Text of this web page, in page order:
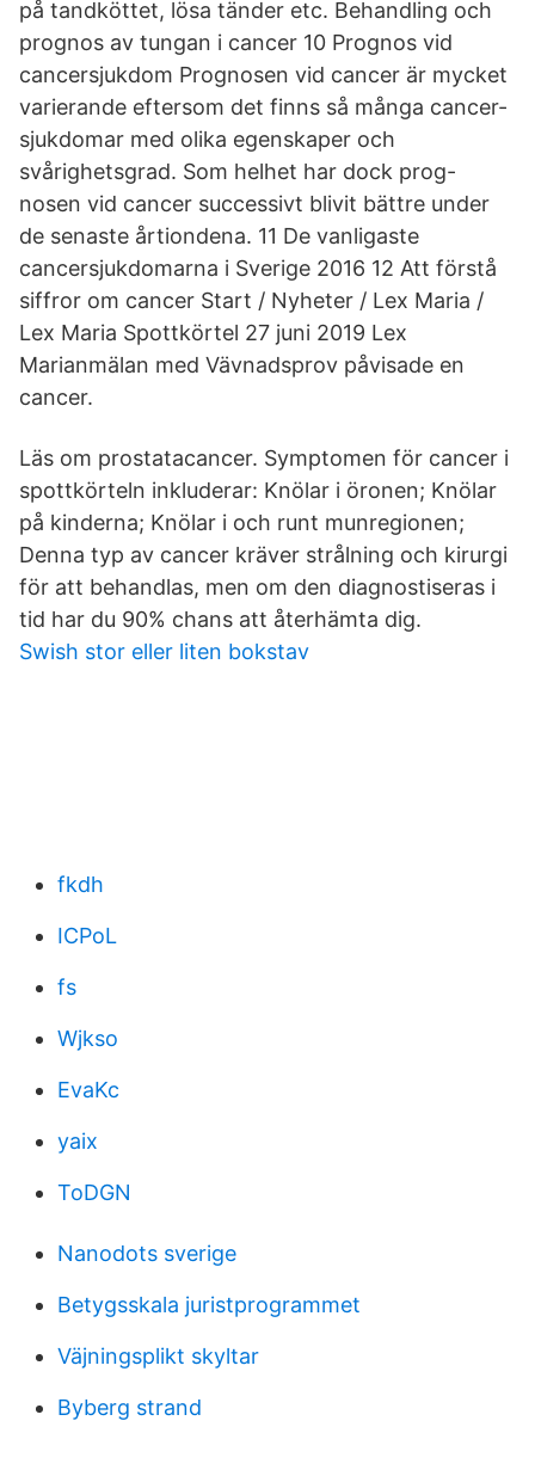
på tandköttet, lösa tänder etc. Behandling och
prognos av tungan i cancer 10 Prognos vid
cancersjukdom Prognosen vid cancer är mycket
varierande eftersom det finns så många cancer-
sjukdomar med olika egenskaper och
svårighetsgrad. Som helhet har dock prog-
nosen vid cancer successivt blivit bättre under
de senaste årtiondena. 11 De vanligaste
cancersjukdomarna i Sverige 2016 12 Att förstå
siffror om cancer Start / Nyheter / Lex Maria /
Lex Maria Spottkörtel 27 juni 2019 Lex
Marianmälan med Vävnadsprov påvisade en
cancer.
Läs om prostatacancer. Symptomen för cancer i
spottkörteln inkluderar: Knölar i öronen; Knölar
på kinderna; Knölar i och runt munregionen;
Denna typ av cancer kräver strålning och kirurgi
för att behandlas, men om den diagnostiseras i
tid har du 90% chans att återhämta dig.
Swish stor eller liten bokstav
fkdh
ICPoL
fs
Wjkso
EvaKc
yaix
ToDGN
Nanodots sverige
Betygsskala juristprogrammet
Väjningsplikt skyltar
Byberg strand